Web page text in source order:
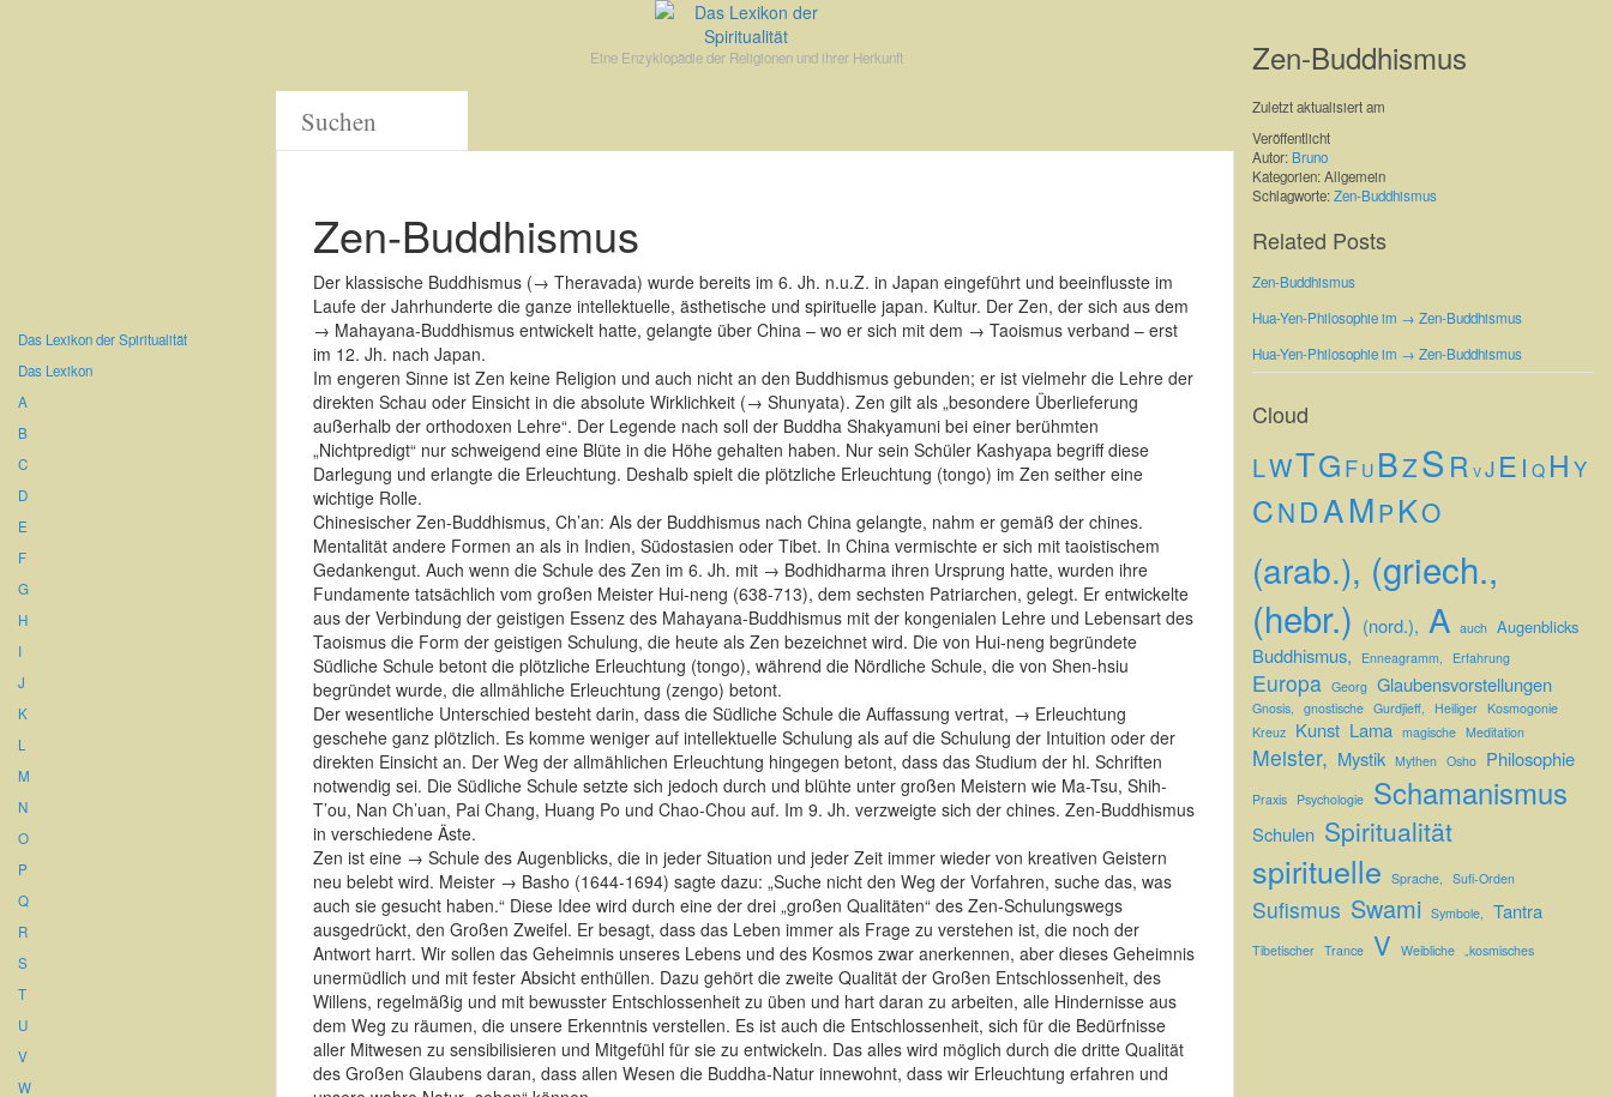
Eine Enzyklopädie der Religionen und ihrer Herkunft
Das Lexikon der Spiritualität
Das Lexikon
A
B
C
D
E
F
G
H
I
J
K
L
M
N
O
P
Q
R
S
T
U
V
W
Zen-Buddhismus
Der klassische Buddhismus (→ Theravada) wurde bereits im 6. Jh. n.u.Z. in Japan eingeführt und beeinflusste im
Laufe der Jahrhunderte die ganze intellektuelle, ästhetische und spirituelle japan. Kultur. Der Zen, der sich aus dem
→ Mahayana-Buddhismus entwickelt hatte, gelangte über China – wo er sich mit dem → Taoismus verband – erst
im 12. Jh. nach Japan.
Im engeren Sinne ist Zen keine Religion und auch nicht an den Buddhismus gebunden; er ist vielmehr die Lehre der
direkten Schau oder Einsicht in die absolute Wirklichkeit (→ Shunyata). Zen gilt als „besondere Überlieferung
außerhalb der orthodoxen Lehre“. Der Legende nach soll der Buddha Shakyamuni bei einer berühmten
„Nichtpredigt“ nur schweigend eine Blüte in die Höhe gehalten haben. Nur sein Schüler Kashyapa begriff diese
Darlegung und erlangte die Erleuchtung. Deshalb spielt die plötzliche Erleuchtung (tongo) im Zen seither eine
wichtige Rolle.
Chinesischer Zen-Buddhismus, Ch’an: Als der Buddhismus nach China gelangte, nahm er gemäß der chines.
Mentalität andere Formen an als in Indien, Südostasien oder Tibet. In China vermischte er sich mit taoistischem
Gedankengut. Auch wenn die Schule des Zen im 6. Jh. mit → Bodhidharma ihren Ursprung hatte, wurden ihre
Fundamente tatsächlich vom großen Meister Hui-neng (638-713), dem sechsten Patriarchen, gelegt. Er entwickelte
aus der Verbindung der geistigen Essenz des Mahayana-Buddhismus mit der kongenialen Lehre und Lebensart des
Taoismus die Form der geistigen Schulung, die heute als Zen bezeichnet wird. Die von Hui-neng begründete
Südliche Schule betont die plötzliche Erleuchtung (tongo), während die Nördliche Schule, die von Shen-hsiu
begründet wurde, die allmähliche Erleuchtung (zengo) betont.
Der wesentliche Unterschied besteht darin, dass die Südliche Schule die Auffassung vertrat, → Erleuchtung
geschehe ganz plötzlich. Es komme weniger auf intellektuelle Schulung als auf die Schulung der Intuition oder der
direkten Einsicht an. Der Weg der allmählichen Erleuchtung hingegen betont, dass das Studium der hl. Schriften
notwendig sei. Die Südliche Schule setzte sich jedoch durch und blühte unter großen Meistern wie Ma-Tsu, Shih-
T’ou, Nan Ch’uan, Pai Chang, Huang Po und Chao-Chou auf. Im 9. Jh. verzweigte sich der chines. Zen-Buddhismus
in verschiedene Äste.
Zen ist eine → Schule des Augenblicks, die in jeder Situation und jeder Zeit immer wieder von kreativen Geistern
neu belebt wird. Meister → Basho (1644-1694) sagte dazu: „Suche nicht den Weg der Vorfahren, suche das, was
auch sie gesucht haben.“ Diese Idee wird durch eine der drei „großen Qualitäten“ des Zen-Schulungswegs
ausgedrückt, den Großen Zweifel. Er besagt, dass das Leben immer als Frage zu verstehen ist, die noch der
Antwort harrt. Wir sollen das Geheimnis unseres Lebens und des Kosmos zwar anerkennen, aber dieses Geheimnis
unermüdlich und mit fester Absicht enthüllen. Dazu gehört die zweite Qualität der Großen Entschlossenheit, des
Willens, regelmäßig und mit bewusster Entschlossenheit zu üben und hart daran zu arbeiten, alle Hindernisse aus
dem Weg zu räumen, die unsere Erkenntnis verstellen. Es ist auch die Entschlossenheit, sich für die Bedürfnisse
aller Mitwesen zu sensibilisieren und Mitgefühl für sie zu entwickeln. Das alles wird möglich durch die dritte Qualität
des Großen Glaubens daran, dass allen Wesen die Buddha-Natur innewohnt, dass wir Erleuchtung erfahren und
Zen-Buddhismus
Zuletzt aktualisiert am
Veröffentlicht
Autor: Bruno
Kategorien: Allgemein
Schlagworte:Zen-Buddhismus
Related Posts
Zen-Buddhismus
Hua-Yen-Philosophie im → Zen-Buddhismus
Hua-Yen-Philosophie im → Zen-Buddhismus
Cloud
LWTGFU BZS R V J E I Q H Y
CN DAMP KO
(arab.), (griech.,
(hebr.) (nord.), A auch Augenblicks
Buddhismus, Enneagramm, Erfahrung
Europa Georg Glaubensvorstellungen
Gnosis, gnostische Gurdjieff, Heiliger Kosmogonie
Kreuz Kunst Lama magische Meditation
Meister, Mystik Mythen Osho Philosophie
Praxis Psychologie Schamanismus
Schulen Spiritualität
spirituelle Sprache, Sufi-Orden
Sufismus Swami Symbole, Tantra
Tibetischer Trance V Weibliche „kosmisches